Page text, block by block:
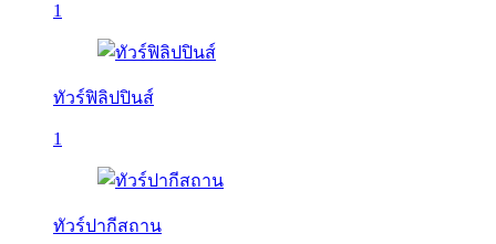
1
ทัวร์ฟิลิปปินส์
1
ทัวร์ปากีสถาน